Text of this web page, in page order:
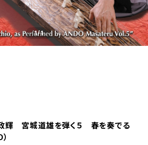
1/1
輝 宮城道雄を弾く５ 春を奏でる